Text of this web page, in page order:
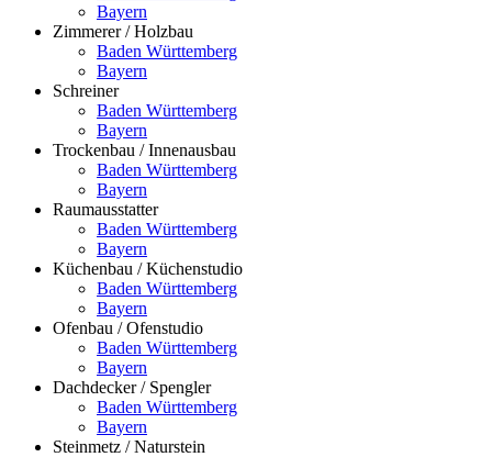
Bayern
Zimmerer / Holzbau
Baden Württemberg
Bayern
Schreiner
Baden Württemberg
Bayern
Trockenbau / Innenausbau
Baden Württemberg
Bayern
Raumausstatter
Baden Württemberg
Bayern
Küchenbau / Küchenstudio
Baden Württemberg
Bayern
Ofenbau / Ofenstudio
Baden Württemberg
Bayern
Dachdecker / Spengler
Baden Württemberg
Bayern
Steinmetz / Naturstein